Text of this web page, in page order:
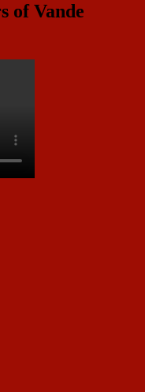
of Vande